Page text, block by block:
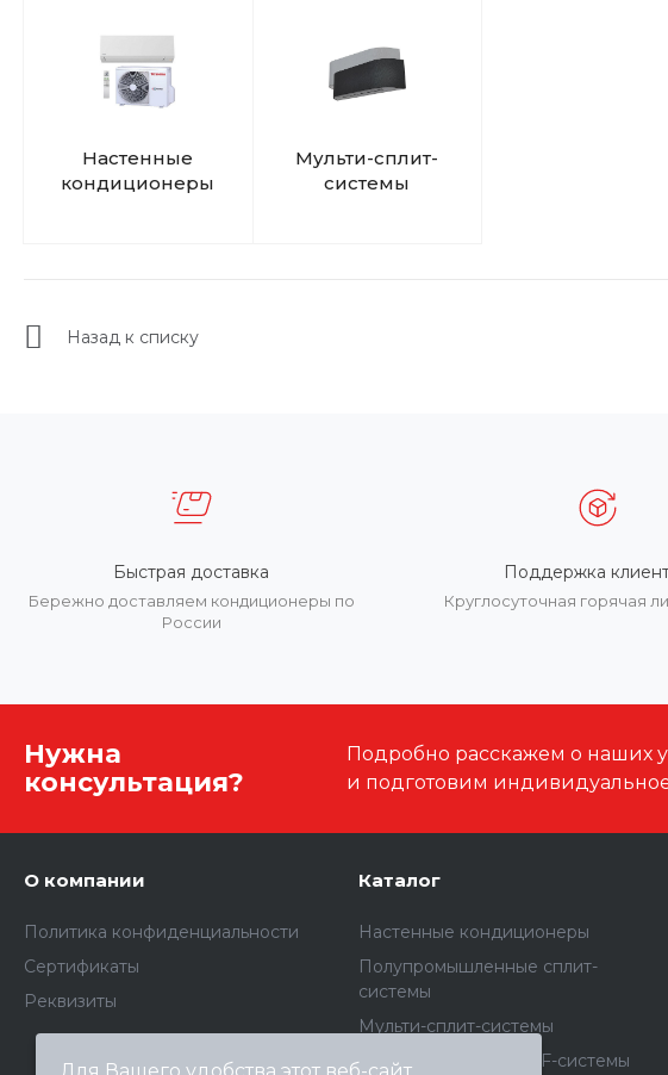
Настенные
кондиционеры
Мульти-сплит-
системы
Назад к списку
Быстрая доставка
Бережно доставляем кондиционеры по
России
Поддержка
Круглосуточная горячая
Нужна
консультация?
Подробно расскажем о наших
и подготовим
О компании
Политика конфиденциальности
Сертификаты
Реквизиты
Каталог
Настенные кондиционеры
Полупромышленные сплит-
системы
Мульти-сплит-системы
Мультизональные VRF-системы